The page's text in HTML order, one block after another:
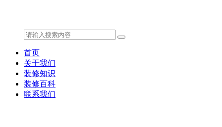
首页
关于我们
装修知识
装修百科
联系我们